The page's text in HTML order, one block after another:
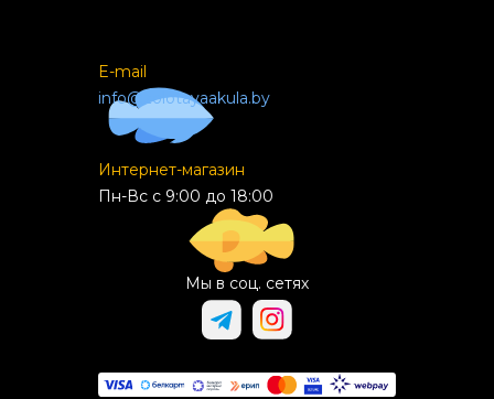
E-mail
info@zolotayaakula.by
Интернет-магазин
Пн-Вс с 9:00 до 18:00
Мы в соц. сетях